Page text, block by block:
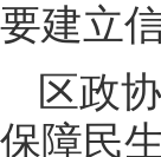
要建立
区政
保障民